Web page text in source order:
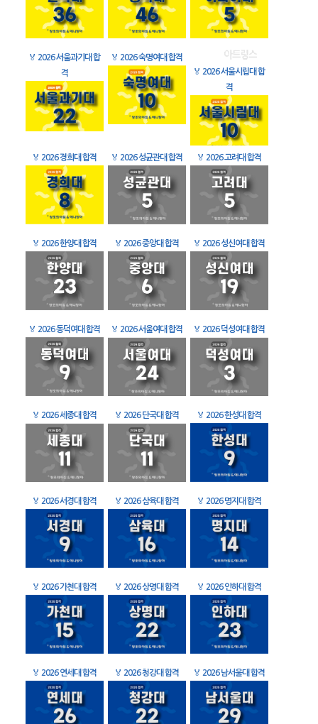
🏅 2026 서울과기대 합
격
🏅 2026 숙명여대 합격
🏅 2026 서울시립대 합
격
🏅 2026 경희대 합격 🏅 2026 성균관대 합격 🏅 2026 고려대 합격
🏅 2026 한양대 합격 🏅 2026 중앙대 합격 🏅 2026 성신여대 합격
🏅 2026 동덕여대 합격 🏅 2026 서울여대 합격 🏅 2026 덕성여대 합격
🏅 2026 세종대 합격 🏅 2026 단국대 합격 🏅 2026 한성대 합격
🏅 2026 서경대 합격 🏅 2026 삼육대 합격 🏅 2026 명지대 합격
🏅 2026 가천대 합격 🏅 2026 상명대 합격 🏅 2026 인하대 합격
🏅 2026 연세대 합격 🏅 2026 청강대 합격 🏅 2026 남서울대 합격